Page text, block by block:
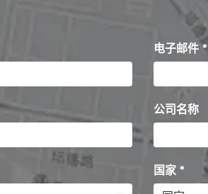
电子邮件 *
公司名称
国家 *